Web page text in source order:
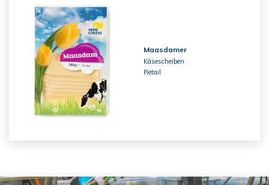
Maasdamer
Käsescheiben
Retail